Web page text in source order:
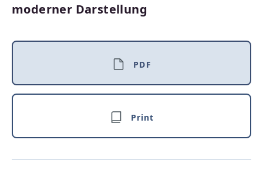
moderner Darstellung
PDF
Print